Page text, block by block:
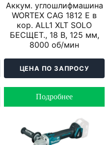
Аккум. углошлифмашина
WORTEX CAG 1812 E в
кор. ALL1 XLT SOLO
БЕСЩЕТ., 18 В, 125 мм,
8000 об/мин
ЦЕНА ПО ЗАПРОСУ
Подробнее